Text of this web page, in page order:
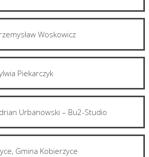
Woskowicz
Piekarczyk
Urbanowski – Bu2-Studio
Gmina Kobierzyce